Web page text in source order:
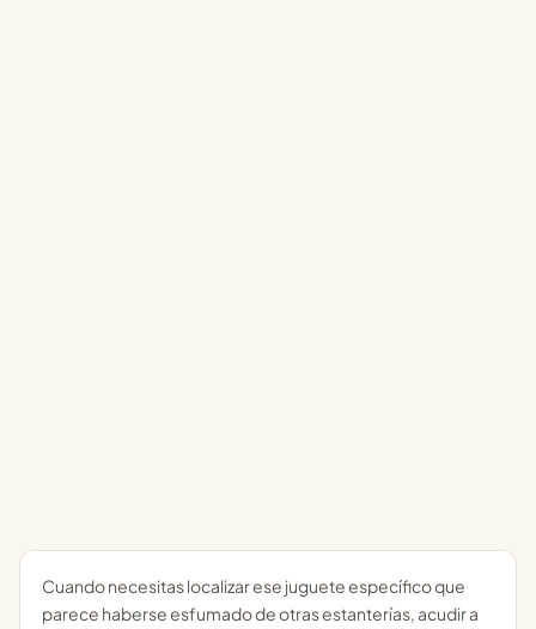
Cuando necesitas localizar ese juguete específico que
parece haberse esfumado de otras estanterías, acudir a